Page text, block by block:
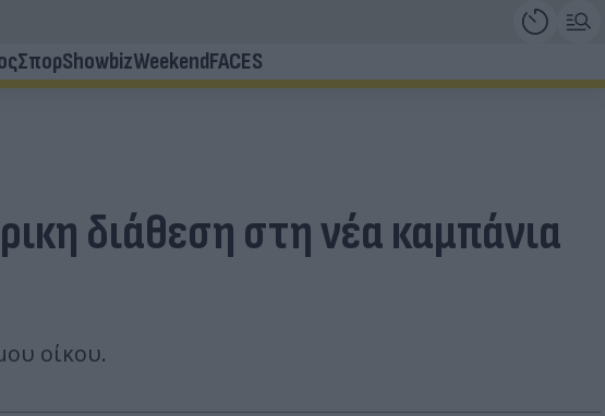
ΣπορShowbizWeekendFACES
διάθεση στη νέα καμπάνια
οίκου.